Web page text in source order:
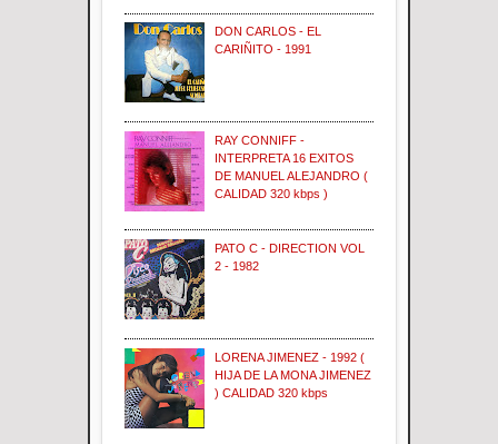
DON CARLOS - EL
CARIÑITO - 1991
RAY CONNIFF -
INTERPRETA 16 EXITOS
DE MANUEL ALEJANDRO (
CALIDAD 320 kbps )
PATO C - DIRECTION VOL
2 - 1982
LORENA JIMENEZ - 1992 (
HIJA DE LA MONA JIMENEZ
) CALIDAD 320 kbps